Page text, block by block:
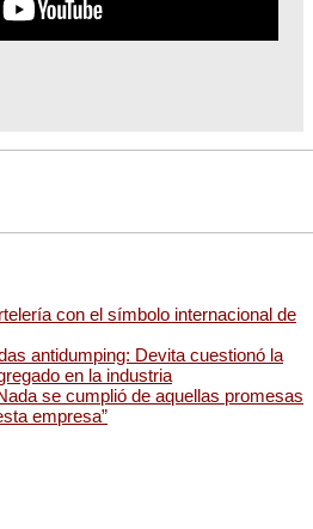
con el símbolo internacional de
antidumping: Devita cuestionó la
en la industria
se cumplió de aquellas promesas
empresa”